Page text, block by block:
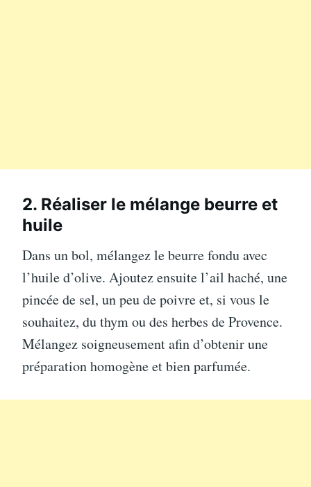
2. Réaliser le mélange beurre et
huile
Dans un bol, mélangez le beurre fondu avec
l’huile d’olive. Ajoutez ensuite l’ail haché, une
pincée de sel, un peu de poivre et, si vous le
souhaitez, du thym ou des herbes de Provence.
Mélangez soigneusement afin d’obtenir une
préparation homogène et bien parfumée.